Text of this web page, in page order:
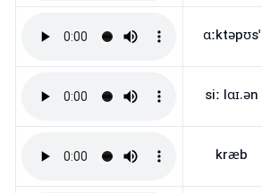
ˈɑːktəpʊs
siː lɑɪ.ən
kræb